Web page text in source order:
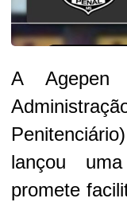
A Agepen
lançou
promete